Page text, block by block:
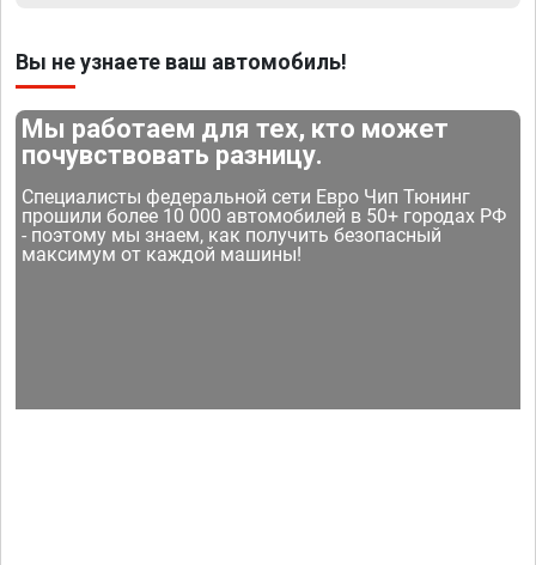
Вы не узнаете ваш автомобиль!
Мы работаем для тех, кто может
почувствовать разницу.
Специалисты федеральной сети Евро Чип Тюнинг
прошили более 10 000 автомобилей в 50+ городах РФ
- поэтому мы знаем, как получить безопасный
максимум от каждой машины!